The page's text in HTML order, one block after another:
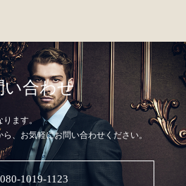
い合わせ
ります。
、お気軽にお問い合わせください。
080-1019-1123